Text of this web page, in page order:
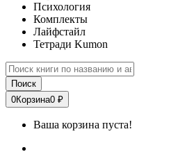
Психология
Комплекты
Лайфстайл
Тетради Kumon
Поиск
0Корзина0 ₽
Ваша корзина пуста!